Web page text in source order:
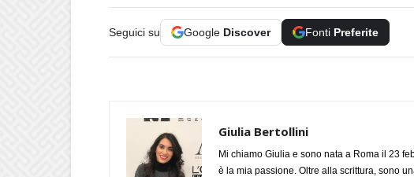
Seguici su Google Discover Fonti Preferite
Giulia Bertollini
Mi chiamo Giulia e sono nata a Roma il 23
è la mia passione. Oltre alla scrittura, sono